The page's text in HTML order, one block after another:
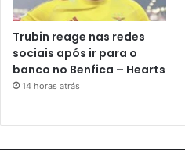
Trubin reage nas redes
sociais após ir para o
banco no Benfica – Hearts
14 horas atrás